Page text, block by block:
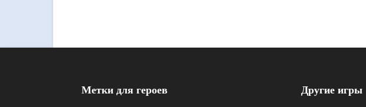
Метки для героев Другие игры